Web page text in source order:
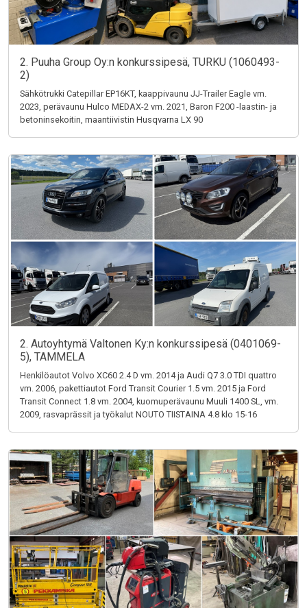
2. Puuha Group Oy:n konkurssipesä, TURKU (1060493-
2)
Sähkötrukki Catepillar EP16KT, kaappivaunu JJ-Trailer Eagle vm.
2023, perävaunu Hulco MEDAX-2 vm. 2021, Baron F200 -laastin- ja
betoninsekoitin, maantiivistin Husqvarna LX 90
2. Autoyhtymä Valtonen Ky:n konkurssipesä (0401069-
5), TAMMELA
Henkilöautot Volvo XC60 2.4 D vm. 2014 ja Audi Q7 3.0 TDI quattro
vm. 2006, pakettiautot Ford Transit Courier 1.5 vm. 2015 ja Ford
Transit Connect 1.8 vm. 2004, kuomuperävaunu Muuli 1400 SL, vm.
2009, rasvaprässit ja työkalut NOUTO TIISTAINA 4.8 klo 15-16